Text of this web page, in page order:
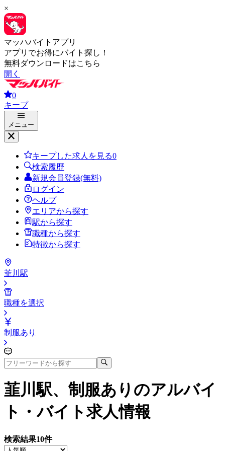
×
マッハバイトアプリ
アプリでお得にバイト探し！
無料ダウンロードはこちら
開く
0
キープ
メニュー
キープした求人を見る0
検索履歴
新規会員登録(無料)
ログイン
ヘルプ
エリアから探す
駅から探す
職種から探す
特徴から探す
韮川駅
職種を選択
制服あり
韮川駅、制服あり のアルバイ
ト・バイト求人情報
検索結果10件